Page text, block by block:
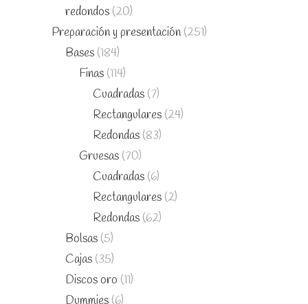
redondos (20)
Preparación y presentación (251)
Bases (184)
Finas (114)
Cuadradas (7)
Rectangulares (24)
Redondas (83)
Gruesas (70)
Cuadradas (6)
Rectangulares (2)
Redondas (62)
Bolsas (5)
Cajas (35)
Discos oro (11)